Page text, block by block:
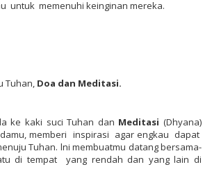
untuk memenuhi keinginan mereka.
Tuhan, Doa dan Meditasi.
ke kaki suci Tuhan dan Meditasi (Dhyana)
memberi inspirasi agar engkau dapat
Tuhan. lni membuatmu datang bersama-
di tempat yang rendah dan yang lain di